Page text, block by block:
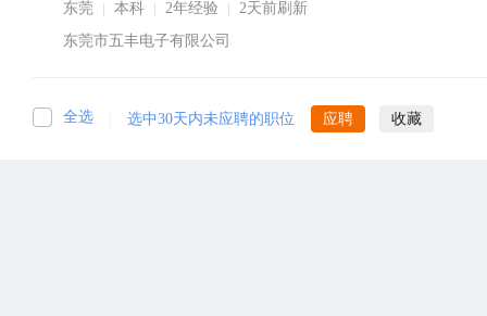
东莞 本科 2年经验
2天前刷新
东莞市五丰电子有限公司
全选 选中30天内未应聘的职位 应聘 收藏